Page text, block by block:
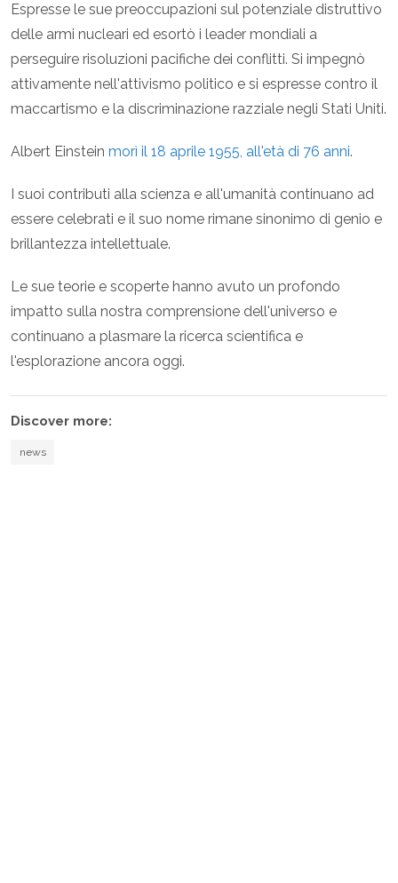
Espresse le sue preoccupazioni sul potenziale distruttivo
delle armi nucleari ed esortò i leader mondiali a
perseguire risoluzioni pacifiche dei conflitti. Si impegnò
attivamente nell'attivismo politico e si espresse contro il
maccartismo e la discriminazione razziale negli Stati Uniti.
Albert Einstein morì il 18 aprile 1955, all'età di 76 anni.
I suoi contributi alla scienza e all'umanità continuano ad
essere celebrati e il suo nome rimane sinonimo di genio e
brillantezza intellettuale.
Le sue teorie e scoperte hanno avuto un profondo
impatto sulla nostra comprensione dell'universo e
continuano a plasmare la ricerca scientifica e
l'esplorazione ancora oggi.
Discover more:
news